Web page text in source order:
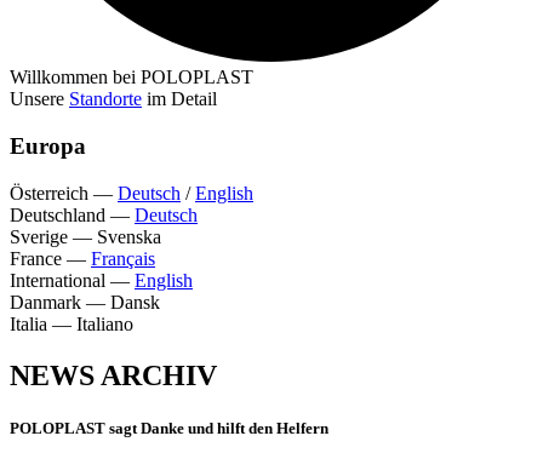
Willkommen bei POLOPLAST
Unsere Standorte im Detail
Europa
Österreich — Deutsch /English
Deutschland — Deutsch
Sverige — Svenska
France — Français
International — English
Danmark — Dansk
Italia — Italiano
NEWS ARCHIV
POLOPLAST sagt Danke und hilft den Helfern